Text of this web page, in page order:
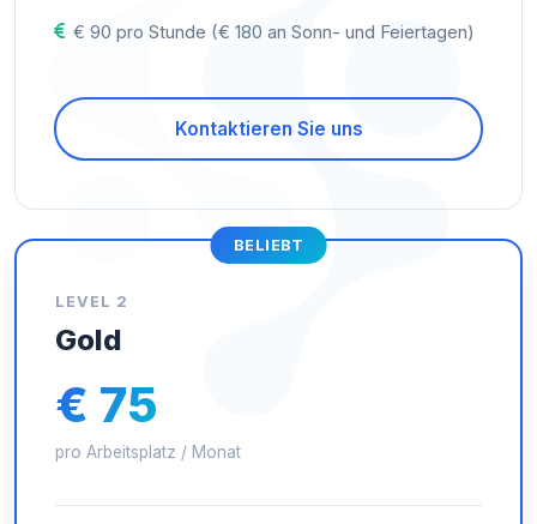
€ 90 pro Stunde (€ 180 an Sonn- und Feiertagen)
Kontaktieren Sie uns
BELIEBT
LEVEL 2
Gold
€ 75
pro Arbeitsplatz / Monat